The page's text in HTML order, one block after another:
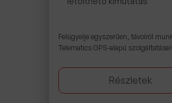
Felügyelje egyszerűen, távolról
Telematics GPS-alapú
Részletek